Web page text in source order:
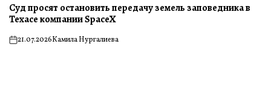
Суд просят остановить передачу земель заповедника в
Техасе компании SpaceX
on21.07.2026Камила Нургалиева